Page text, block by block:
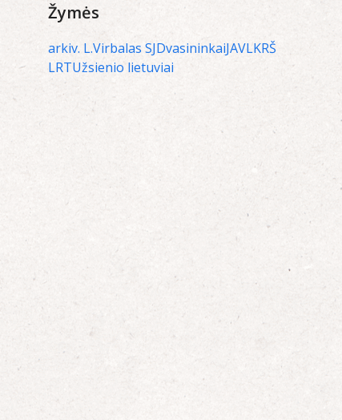
Žymės
arkiv. L.Virbalas SJDvasininkaiJAVLKRŠ
LRTUžsienio lietuviai